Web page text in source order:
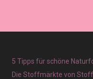
5 Tipps für schöne
Die Stoffmärkte von